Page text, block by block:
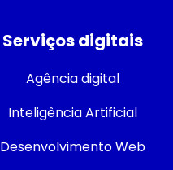
Serviços digitais
Agência digital
Inteligência Artificial
Desenvolvimento Web